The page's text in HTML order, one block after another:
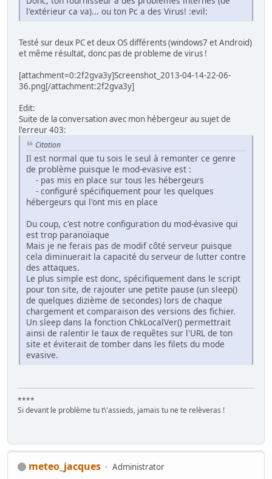
l'extérieur ca va)... ou ton Pc a des Virus! :evil:
Testé sur deux PC et deux OS différents (windows7 et Android)
et même résultat, donc pas de probleme de virus !
[attachment=0:2f2gva3y]Screenshot_2013-04-14-22-06-
36.png[/attachment:2f2gva3y]
Edit:
Suite de la conversation avec mon hébergeur au sujet de
l'erreur 403:
Citation
Il est normal que tu sois le seul à remonter ce genre
de problème puisque le mod-evasive est :
- pas mis en place sur tous les hébergeurs
- configuré spécifiquement pour les quelques
hébergeurs qui l'ont mis en place
Du coup, c'est notre configuration du mod-évasive qui
est trop paranoïaque
Mais je ne ferais pas de modif côté serveur puisque
cela diminuerait la capacité du serveur de lutter contre
des attaques.
Le plus simple est donc, spécifiquement dans le script
pour ton site, de rajouter une petite pause (un sleep()
de quelques dizième de secondes) lors de chaque
chargement et comparaison des versions des fichier.
Un sleep dans la fonction ChkLocalVer() permettrait
ainsi de ralentir le taux de requêtes sur l'URL de ton
site et éviterait de tomber dans les filets du mode
evasive.
****
Si devant le problème tu t\'assieds, jamais tu ne te relèveras !
meteo_jacques
Administrator